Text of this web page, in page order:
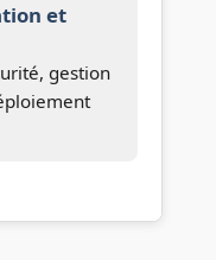
et
gestion